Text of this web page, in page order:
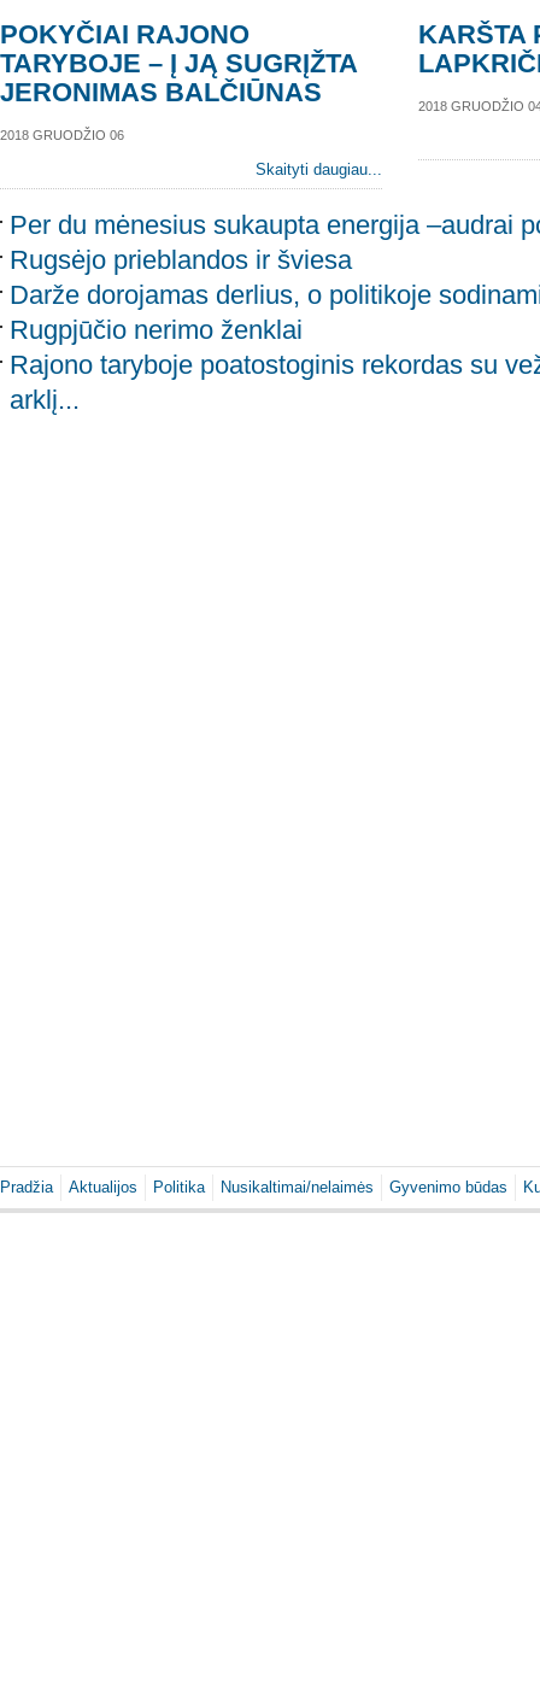
POKYČIAI RAJONO
TARYBOJE – Į JĄ SUGRĮŽTA
JERONIMAS BALČIŪNAS
2018 GRUODŽIO 06
Skaityti daugiau...
KARŠTA
2018 GRUODŽIO
Per du mėnesius sukaupta energija –audrai
Rugsėjo prieblandos ir šviesa
Darže dorojamas derlius, o politikoje
Rugpjūčio nerimo ženklai
Rajono taryboje poatostoginis rekordas su
arklį...
Pradžia Aktualijos Politika Nusikaltimai/nelaimės Gyvenimo būdas